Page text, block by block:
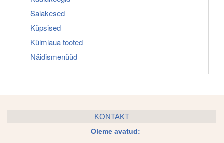
Saiakesed
Küpsised
Külmlaua tooted
Näidismenüüd
KONTAKT
Oleme avatud: